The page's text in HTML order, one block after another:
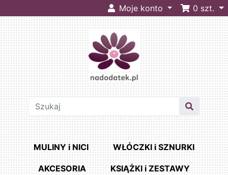
Moje konto 0 szt.
MULINY i NICI WŁÓCZKI i SZNURKI
AKCESORIA KSIĄŻKI i ZESTAWY